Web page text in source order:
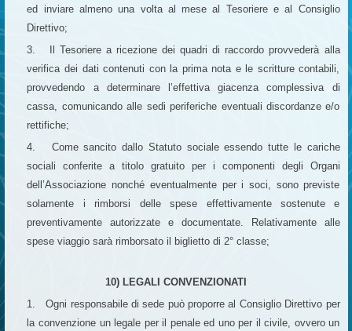
ed inviare almeno una volta al mese al Tesoriere e al Consiglio
Direttivo;
3. Il Tesoriere a ricezione dei quadri di raccordo provvederà alla
verifica dei dati contenuti con la prima nota e le scritture contabili,
provvedendo a determinare l’effettiva giacenza complessiva di
cassa, comunicando alle sedi periferiche eventuali discordanze e/o
rettifiche;
4. Come sancito dallo Statuto sociale essendo tutte le cariche
sociali conferite a titolo gratuito per i componenti degli Organi
dell’Associazione nonché eventualmente per i soci, sono previste
solamente i rimborsi delle spese effettivamente sostenute e
preventivamente autorizzate e documentate. Relativamente alle
spese viaggio sarà rimborsato il biglietto di 2° classe;
10) LEGALI CONVENZIONATI
1. Ogni responsabile di sede può proporre al Consiglio Direttivo per
la convenzione un legale per il penale ed uno per il civile, ovvero un